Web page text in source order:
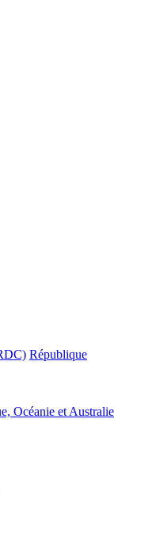
République
Océanie et Australie